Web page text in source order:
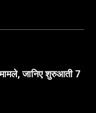
जानिए शुरुआती 7